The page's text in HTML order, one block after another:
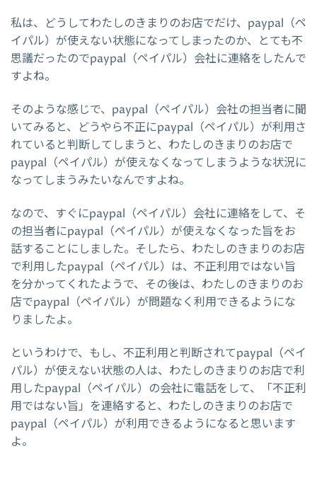
私は、どうしてわたしのきまりのお店でだけ、paypal（ペ
イパル）が使えない状態になってしまったのか、とても不
思議だったのでpaypal（ペイパル）会社に連絡をしたんで
すよね。
そのような感じで、paypal（ペイパル）会社の担当者に聞
いてみると、どうやら不正にpaypal（ペイパル）が利用さ
れていると判断してしまうと、わたしのきまりのお店で
paypal（ペイパル）が使えなくなってしまうような状況に
なってしまうみたいなんですよね。
なので、すぐにpaypal（ペイパル）会社に連絡をして、そ
の担当者にpaypal（ペイパル）が使えなくなった旨をお
話することにしました。そしたら、わたしのきまりのお店
で利用したpaypal（ペイパル）は、不正利用ではない旨
を分かってくれたようで、その後は、わたしのきまりのお
店でpaypal（ペイパル）が問題なく利用できるようにな
りましたよ。
というわけで、もし、不正利用と判断されてpaypal（ペイ
パル）が使えない状態の人は、わたしのきまりのお店で利
用したpaypal（ペイパル）の会社に電話をして、「不正利
用ではない旨」を連絡すると、わたしのきまりのお店で
paypal（ペイパル）が利用できるようになると思います
よ。